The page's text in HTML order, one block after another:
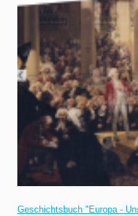
Geschichtsbuch "Europa -